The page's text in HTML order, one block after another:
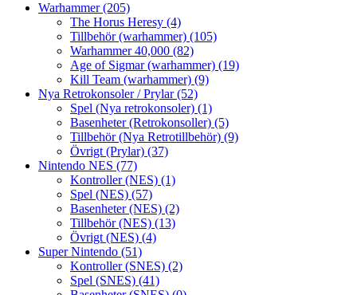
Warhammer(205)
The Horus Heresy (4)
Tillbehör (warhammer) (105)
Warhammer 40,000 (82)
Age of Sigmar (warhammer) (19)
Kill Team (warhammer) (9)
Nya Retrokonsoler / Prylar(52)
Spel (Nya retrokonsoler) (1)
Basenheter (Retrokonsoller) (5)
Tillbehör (Nya Retrotillbehör) (9)
Övrigt (Prylar) (37)
Nintendo NES (77)
Kontroller (NES) (1)
Spel (NES) (57)
Basenheter (NES) (2)
Tillbehör (NES) (13)
Övrigt (NES) (4)
Super Nintendo (51)
Kontroller (SNES) (2)
Spel (SNES) (41)